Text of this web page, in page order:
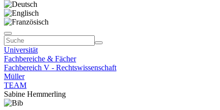
Universität
Fachbereiche & Fächer
Fachbereich V - Rechtswissenschaft
Müller
TEAM
Sabine Hemmerling